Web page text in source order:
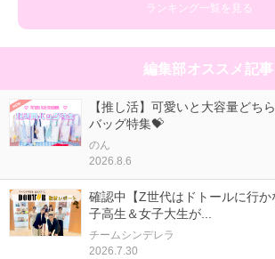
ランキング一覧を見る
編集部オススメ記事
【推し活】可愛いと大容量どち
バッグ特集💝
のん
2026.8.6
確認中【Z世代はドトールに行
子高生＆女子大生が...
チームシンデレラ
2026.7.30